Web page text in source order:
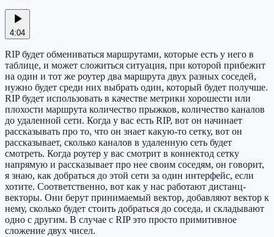
4:04
RIP будет обмениваться маршрутами, которые есть у него в
таблице, и может сложиться ситуация, при которой прибежит
на один и тот же роутер два маршрута двух разных соседей,
нужно будет среди них выбрать один, который будет получше.
RIP будет использовать в качестве метрики хорошести или
плохости маршрута количество прыжков, количество каналов
до удаленной сети. Когда у вас есть RIP, вот он начинает
рассказывать про то, что он знает какую-то сетку, вот он
рассказывает, сколько каналов в удаленную сеть будет
смотреть. Когда роутер у вас смотрит в коннектод сетку
напрямую и рассказывает про нее своим соседям, он говорит,
я знаю, как добраться до этой сети за один интерфейс, если
хотите. Соответственно, вот как у нас работают дистанц-
векторы. Они берут принимаемый вектор, добавляют вектор к
нему, сколько будет стоить добраться до соседа, и складывают
одно с другим. В случае с RIP это просто примитивное
сложение двух чисел.